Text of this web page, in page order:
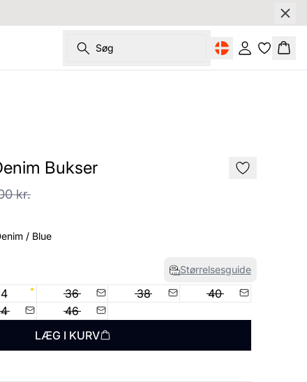
Søg Log ind Kurv
Bukser
kr.
/ Blue
Størrelsesguide
36 38
40
46
LÆG I KURV